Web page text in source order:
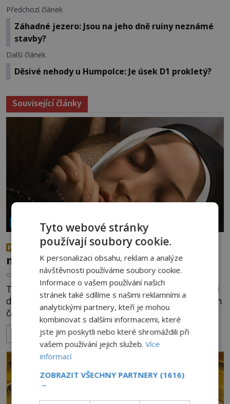
Předchozí článek
Záhadné jezero: Jsou na jeho dně ruiny neznámé
stavby?
Další článek
Děsivé nehody u Humpolce: Je úsek D1 prokletý?
Související články
NÁBOŽENSTVÍ A OKULTISMUS
PREMIUM
Neporušená těla svatých: Jak je
možné, že vzdorují času?
OD EVA SOUKUPOVÁ 6.8.2026 2.0TIS
Těla mnohých světců se zázračně nerozkládají ani
desítky či stovky let po jejich smrti, ačkoliv na nich
často nebylo provedeno balzamování či jiné
pokusy o konzervaci. Neporušené ostatky bývají
považovány za důkaz svatosti zemřelých. Jaké
tajemné síly těla významných náboženských
osobností ochraňují? Na hřbitově u kláštera
Milosrdných
ZOBRAZIT VÍCE
Tyto webové stránky
používají soubory cookie.
K personalizaci obsahu, reklam a analýze
návštěvnosti používáme soubory cookie.
Informace o vašem používání našich
stránek také sdílíme s našimi reklamními a
analytickými partnery, kteří je mohou
kombinovat s dalšími informacemi, které
jste jim poskytli nebo které shromáždili při
vašem používání jejich služeb.Více
informací
ZOBRAZIT VŠECHNY PARTNERY (1616)
→